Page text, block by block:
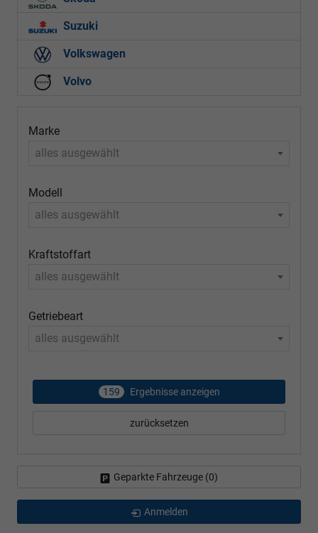
Suzuki
Volkswagen
Volvo
Marke
alles ausgewählt
Modell
alles ausgewählt
Kraftstoffart
alles ausgewählt
Getriebeart
alles ausgewählt
159 Ergebnisse anzeigen
zurücksetzen
Geparkte Fahrzeuge (0)
Anmelden